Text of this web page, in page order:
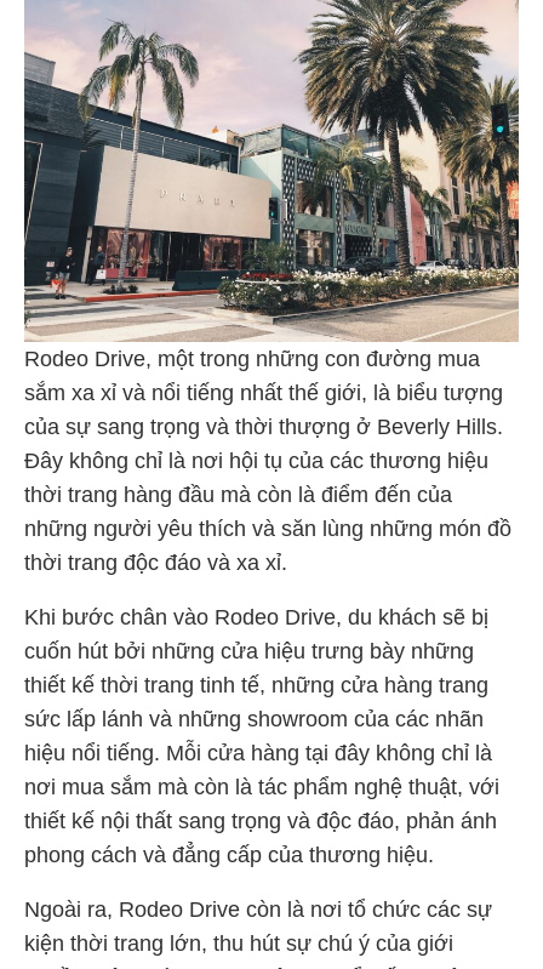
Rodeo Drive, một trong những con đường mua
sắm xa xỉ và nổi tiếng nhất thế giới, là biểu tượng
của sự sang trọng và thời thượng ở Beverly Hills.
Đây không chỉ là nơi hội tụ của các thương hiệu
thời trang hàng đầu mà còn là điểm đến của
những người yêu thích và săn lùng những món đồ
thời trang độc đáo và xa xỉ.
Khi bước chân vào Rodeo Drive, du khách sẽ bị
cuốn hút bởi những cửa hiệu trưng bày những
thiết kế thời trang tinh tế, những cửa hàng trang
sức lấp lánh và những showroom của các nhãn
hiệu nổi tiếng. Mỗi cửa hàng tại đây không chỉ là
nơi mua sắm mà còn là tác phẩm nghệ thuật, với
thiết kế nội thất sang trọng và độc đáo, phản ánh
phong cách và đẳng cấp của thương hiệu.
Ngoài ra, Rodeo Drive còn là nơi tổ chức các sự
kiện thời trang lớn, thu hút sự chú ý của giới